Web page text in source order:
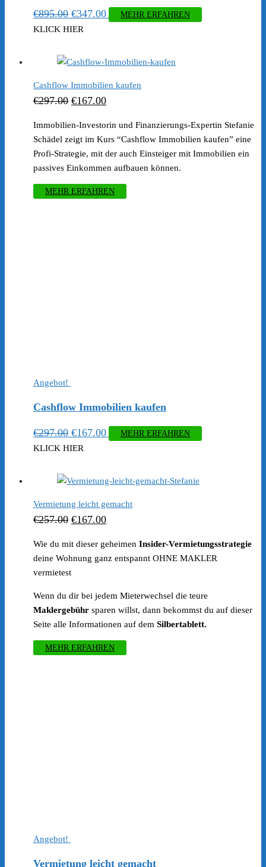
€895.00 Ursprünglicher
Preis
€895.00
€347.00Aktueller
€347.00.
MEHR ERFAHREN
KLICK HIER
Cashflow Immobilien kaufen
€297.00 Ursprünglicher
€297.00
€167.00Aktueller
€167.00.
Immobilien-Investorin und Finanzierungs-Expertin Stefanie
Schädel zeigt im Kurs “Cashflow Immobilien kaufen” eine
Profi-Strategie, mit der auch Einsteiger mit Immobilien ein
passives Einkommen aufbauen können.
MEHR ERFAHREN
Angebot!
Cashflow Immobilien kaufen
€297.00 Ursprünglicher
Preis
€297.00
€167.00Aktueller
€167.00.
MEHR ERFAHREN
KLICK HIER
Vermietung leicht gemacht
€257.00 Ursprünglicher
€257.00
€167.00Aktueller
Wie du mit dieser geheimen Insider-Vermietungsstrategie
deine Wohnung ganz entspannt OHNE MAKLER
vermietest
Wenn du dir bei jedem Mieterwechsel die teure
Maklergebühr sparen willst, dann bekommst du auf dieser
Seite alle Informationen auf dem Silbertablett.
MEHR ERFAHREN
Angebot!
Vermietung leicht gemacht